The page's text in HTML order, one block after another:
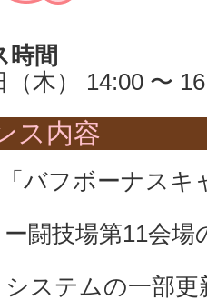
時間
（木） 14:00 〜
ス内容
バフボーナスキ
闘技場第11会場
ステムの一部更